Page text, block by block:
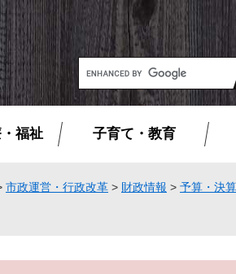
G
o
o
カ
検
福祉 子育て・教育
市政運営・行政改革 > 財政情報 > 予算・決算